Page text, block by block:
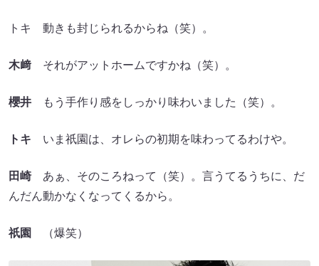
トキ 動きも封じられるからね（笑）。
木﨑 それがアットホームですかね（笑）。
櫻井 もう手作り感をしっかり味わいました（笑）。
トキ いま祇園は、オレらの初期を味わってるわけや。
田崎あぁ、そのころねって（笑）。言うてるうちに、だ
んだん動かなくなってくるから。
祇園 （爆笑）